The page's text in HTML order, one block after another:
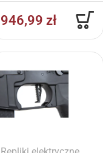
946,99 zł